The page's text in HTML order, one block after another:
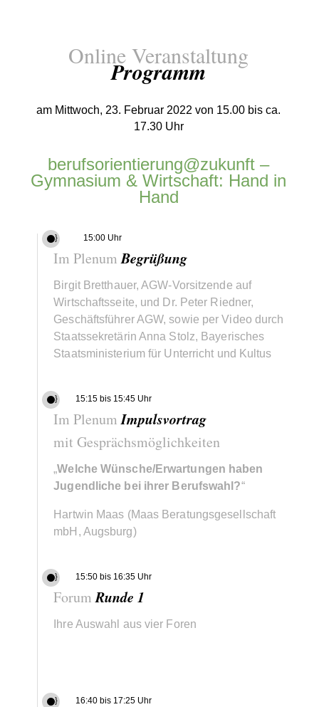
Online Veranstaltung
Programm
am Mittwoch, 23. Februar 2022 von 15.00 bis ca.
17.30 Uhr
berufsorientierung@zukunft –
Gymnasium & Wirtschaft: Hand in
Hand
} 15:00 Uhr
Im Plenum Begrüßung
Birgit Bretthauer, AGW-Vorsitzende auf
Wirtschaftsseite, und Dr. Peter Riedner,
Geschäftsführer AGW, sowie per Video durch
Staatssekretärin Anna Stolz, Bayerisches
Staatsministerium für Unterricht und Kultus
} 15:15 bis 15:45 Uhr
Im PlenumImpulsvortrag
mit Gesprächsmöglichkeiten
„Welche Wünsche/Erwartungen haben
Jugendliche bei ihrer Berufswahl?“
Hartwin Maas (Maas Beratungsgesellschaft
mbH, Augsburg)
} 15:50 bis 16:35 Uhr
ForumRunde 1
Ihre Auswahl aus vier Foren
} 16:40 bis 17:25 Uhr